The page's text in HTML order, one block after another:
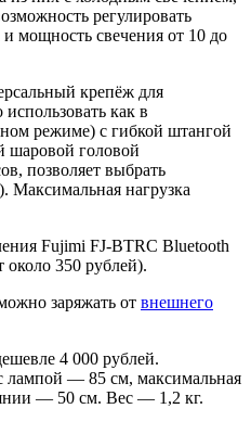
регулировать
мощность свечения от 10 до
крепёж для
как в
режиме) с гибкой штангой
шаровой головой
позволяет выбрать
Максимальная нагрузка
Fujimi FJ-BTRC Bluetooth
около 350 рублей).
заряжать от внешнего
4 000 рублей.
лампой — 85 см, максимальная
— 50 см. Вес — 1,2 кг.